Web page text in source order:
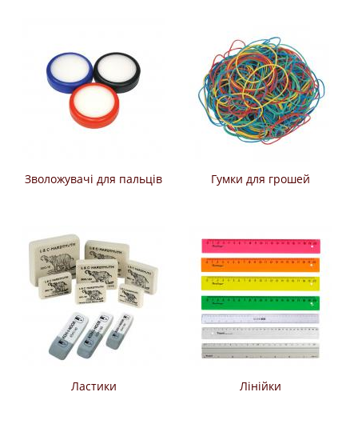
Зволожувачі для пальців Гумки для грошей
Ластики Лінійки